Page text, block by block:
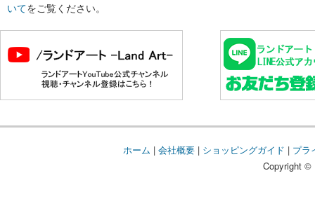
いてをご覧ください。
ホーム | 会社概要| ショッピングガイド | プラ
Copyright ©